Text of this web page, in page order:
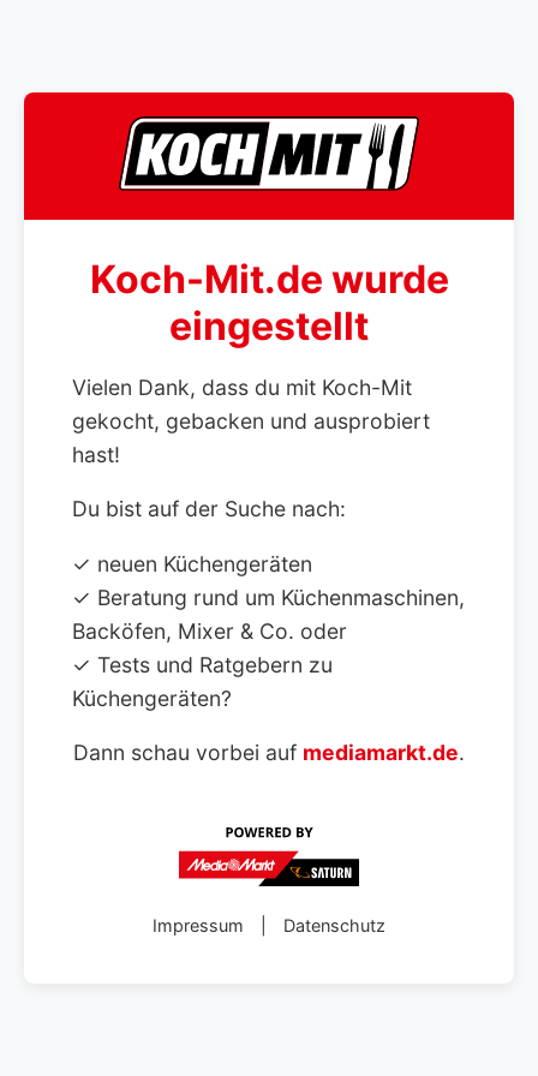
Koch-Mit.de wurde
eingestellt
Vielen Dank, dass du mit Koch-Mit
gekocht, gebacken und ausprobiert
hast!
Du bist auf der Suche nach:
✓ neuen Küchengeräten
✓ Beratung rund um Küchenmaschinen,
Backöfen, Mixer & Co. oder
✓ Tests und Ratgebern zu
Küchengeräten?
Dann schau vorbei auf mediamarkt.de.
Impressum Datenschutz